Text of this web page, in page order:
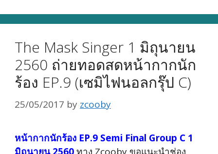
The Mask Singer 1 มิถุนายน
2560 ถ่ายทอดสดหน้ากากนัก
ร้อง EP.9 (เซมิไฟนอลกรุ๊ป C)
25/05/2017 by zcooby
หน้ากากนักร้อง EP.9 Semi Final Group C 1
มิถุนายน 2560ทาง Zcooby ขอแนะนำช่อง